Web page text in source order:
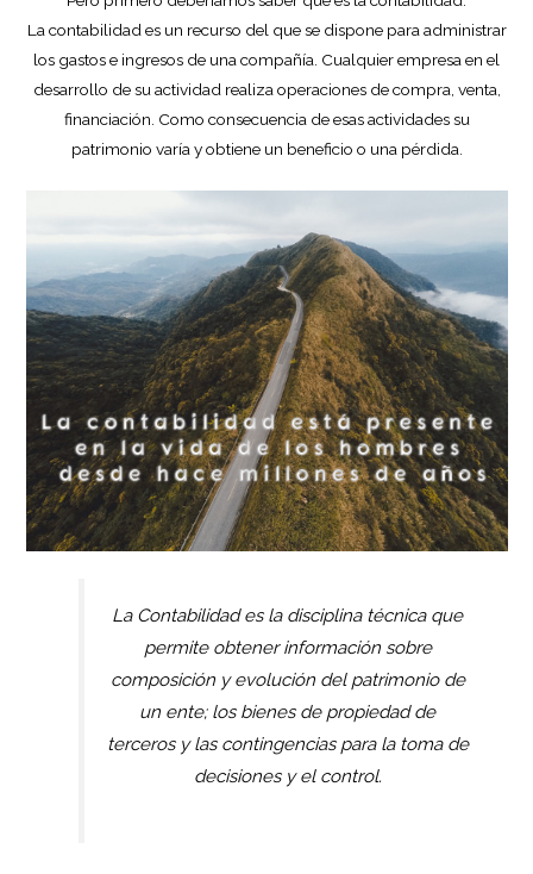
La contabilidad es un recurso del que se dispone para administrar
los gastos e ingresos de una compañía. Cualquier empresa en el
desarrollo de su actividad realiza operaciones de compra, venta,
financiación. Como consecuencia de esas actividades su
patrimonio varía y obtiene un beneficio o una pérdida.
La Contabilidad es la disciplina técnica que
permite obtener información sobre
composición y evolución del patrimonio de
un ente; los bienes de propiedad de
terceros y las contingencias para la toma de
decisiones y el control.